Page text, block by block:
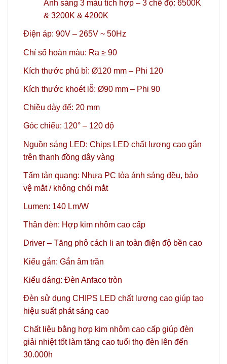
Ánh sáng 3 màu tích hợp – 3 chế độ: 6500K
& 3200K & 4200K
Điện áp: 90V – 265V ~ 50Hz
Chỉ số hoàn màu: Ra ≥ 90
Kích thước phủ bì: Ø120 mm – Phi 120
Kích thước khoét lỗ: Ø90 mm – Phi 90
Chiều dày đế: 20 mm
Góc chiếu: 120° – 120 độ
Nguồn sáng LED: Chips LED chất lượng cao gắn
trên thanh đồng dây vàng
Tấm tản quang: Nhựa PC tỏa ánh sáng đều, bảo
vệ mắt / không chói mắt
Lumen: 140 Lm/W
Thân đèn: Hợp kim nhôm cao cấp
Driver – Tăng phô cách li an toàn điện độ bền cao
Kiểu gắn: Gắn âm trần
Kiểu dáng: Đèn Anfaco tròn
Đèn sử dụng CHIPS LED chất lượng cao giúp tạo
hiệu suất phát sáng cao
Chất liệu bằng hợp kim nhôm cao cấp giúp đèn
giải nhiệt tốt làm tăng cao tuổi thọ đèn lên đến
30.000h